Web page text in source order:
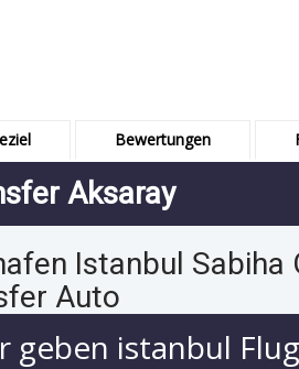
Bewertungen
Aksaray
Istanbul
Auto
geben istanbul